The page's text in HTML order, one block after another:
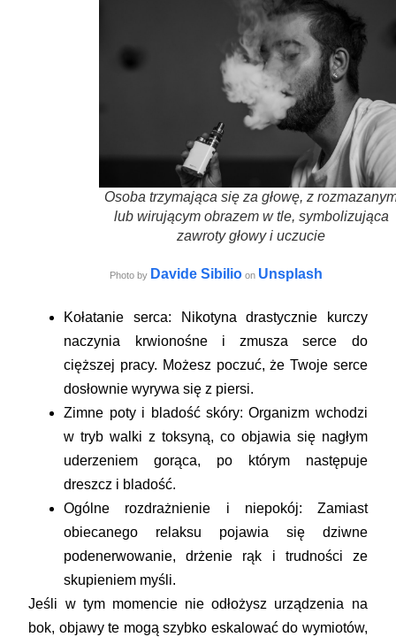
Osoba trzymająca się za głowę, z
lub wirującym obrazem w tle, symbolizująca
zawroty głowy i uczucie
Photo by Davide Sibilioon Unsplash
Kołatanie serca: Nikotyna drastycznie kurczy
naczynia krwionośne i zmusza serce do
cięższej pracy. Możesz poczuć, że Twoje serce
dosłownie wyrywa się z piersi.
Zimne poty i bladość skóry: Organizm wchodzi
w tryb walki z toksyną, co objawia się nagłym
uderzeniem gorąca, po którym następuje
dreszcz i bladość.
Ogólne rozdrażnienie i niepokój: Zamiast
obiecanego relaksu pojawia się dziwne
podenerwowanie, drżenie rąk i trudności ze
skupieniem myśli.
Jeśli w tym momencie nie odłożysz urządzenia na
bok, objawy te mogą szybko eskalować do wymiotów,